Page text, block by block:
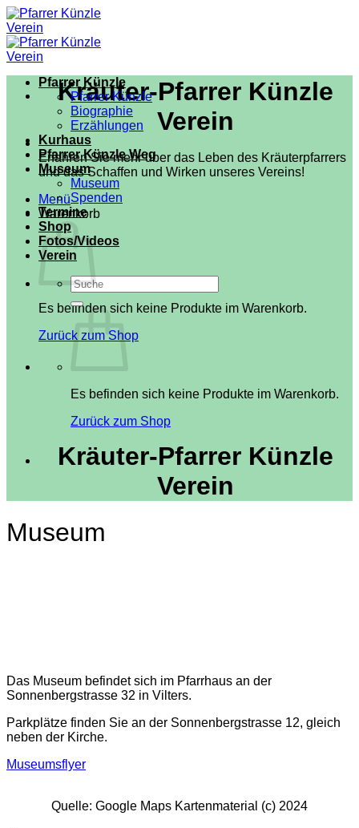
Zum
Inhalt
springen
Kräuter-Pfarrer Künzle
Verein
Erfahren Sie mehr über das Leben des Kräuterpfarrers
und das Schaffen und Wirken unseres Vereins!
Menü
Warenkorb
Es befinden sich keine Produkte im Warenkorb.
Zurück zum Shop
Pfarrer Künzle
Pfarrer Künzle
Biographie
Erzählungen
Kurhaus
Pfarrer Künzle Weg
Museum
Museum
Spenden
Termine
Shop
Fotos/Videos
Verein
Suchen
nach:
Es befinden sich keine Produkte im Warenkorb.
Zurück zum Shop
Kräuter-Pfarrer Künzle
Verein
Museum
Das Museum befindet sich im Pfarrhaus an der
Sonnenbergstrasse 32 in Vilters.
Parkplätze finden Sie an der Sonnenbergstrasse 12, gleich
neben der Kirche.
Museumsflyer
Quelle: Google Maps Kartenmaterial (c) 2024